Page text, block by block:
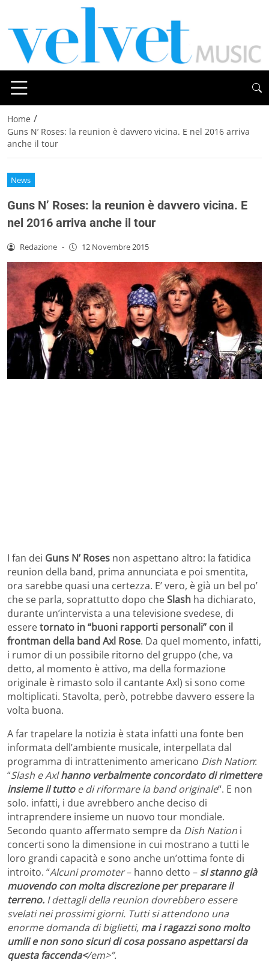
Home /
Guns N’ Roses: la reunion è davvero vicina. E nel 2016 arriva
anche il tour
News
Guns N’ Roses: la reunion è davvero vicina. E
nel 2016 arriva anche il tour
Redazione - 12 Novembre 2015
I fan dei Guns N’ Roses non aspettano altro: la fatidica
reunion della band, prima annunciata e poi smentita,
ora sarebbe quasi una certezza. E’ vero, è già un bel po’
che se parla, soprattutto dopo cheSlash ha dichiarato,
durante un’intervista a una televisione svedese, di
esseretornato in “buoni rapporti personali” con il
frontman della band Axl Rose. Da quel momento, infatti,
i rumor di un possibile ritorno del gruppo (che, va
detto, al momento è attivo, ma della formazione
originale è rimasto solo il cantante Axl) si sono come
moltiplicati. Stavolta, però, potrebbe davvero essere la
volta buona.
A far trapelare la notizia è stata infatti una fonte ben
informata dell’ambiente musicale, interpellata dal
programma di intrattenimento americano Dish Nation:
“Slash e Axlhanno verbalmente concordato di rimettere
insieme il tuttoe di riformare la band originale“. E non
solo. infatti, i due avrebbero anche deciso di
intraprendere insieme un nuovo tour mondiale.
Secondo quanto affermato sempre da Dish Nation i
concerti sono la dimensione in cui mostrano a tutti le
loro grandi capacità e sono anche un’ottima fonte di
introito. “Alcuni promoter– hanno detto – si stanno già
muovendo con molta discrezione per preparare il
terreno. I dettagli della reunion dovrebbero essere
svelati nei prossimi giorni. Tutti si attendono una
enorme domanda di biglietti, ma i ragazzi sono molto
umili e non sono sicuri di cosa possano aspettarsi da
questa faccenda</em>”.